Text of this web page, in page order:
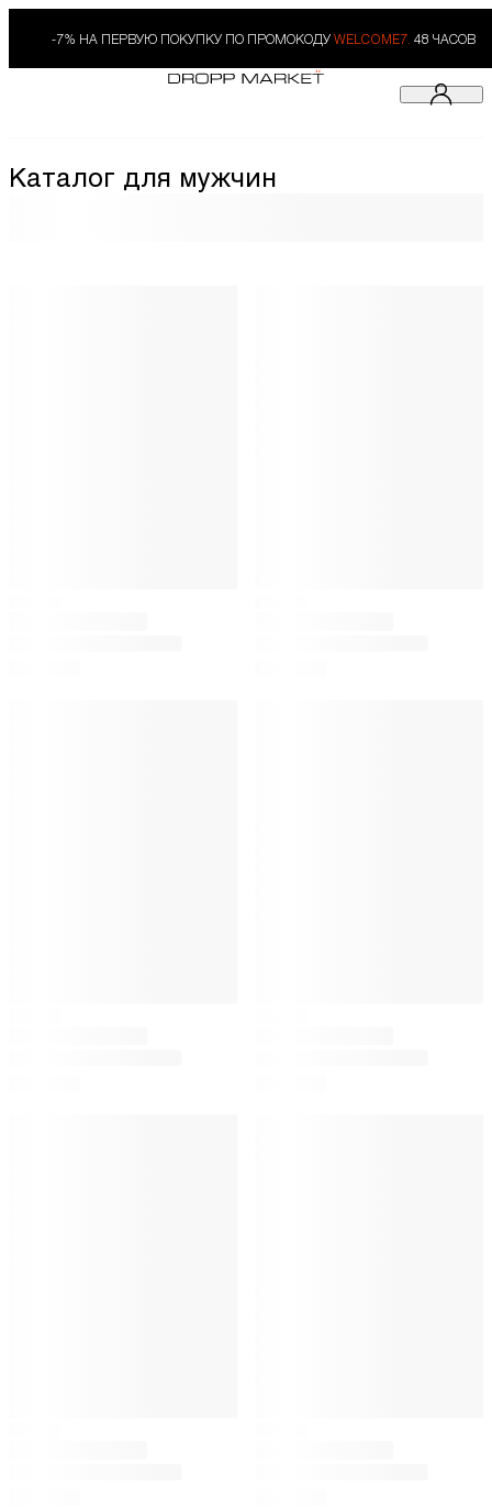
-7% НА ПЕРВУЮ ПОКУПКУ ПО ПРОМОКОДУ WELCOME7. 48 ЧАСОВ
Каталог для мужчин